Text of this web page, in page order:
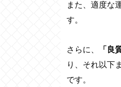
また、適度な
す。
さらに、 「良
り、それ以下
です。